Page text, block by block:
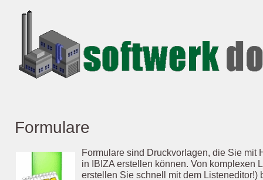
Formulare
‍Formulare sind Druckvorlagen, die Sie mit
in IBIZA erstellen können. Von komplexen
erstellen Sie schnell mit dem Listeneditor!)